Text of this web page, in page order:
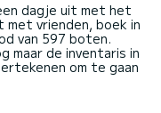
dagje uit met het
vrienden, boek in
van 597 boten.
maar de inventaris in
om te gaan